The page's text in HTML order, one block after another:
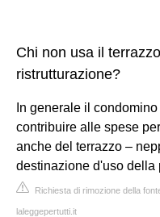
Chi non usa il
ristrutturazione?
In generale il
contribuire alle spese
anche del terrazzo –
destinazione d'uso della
Richiesta di rimozione della
laleggepertutti.it